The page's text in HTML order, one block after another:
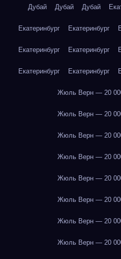
Дубай Дубай Дубай
Екатеринбург Екатеринбург
Екатеринбург Екатеринбург
Екатеринбург Екатеринбург
Жюль Верн — 20
Жюль Верн — 20
Жюль Верн — 20
Жюль Верн — 20
Жюль Верн — 20
Жюль Верн — 20
Жюль Верн — 20
Жюль Верн — 20